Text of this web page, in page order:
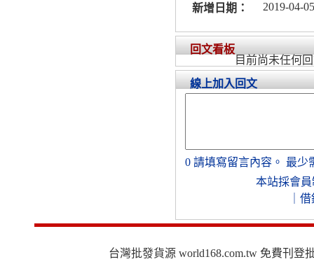
新增日期： 2019-04-
回文看板
目前尚未任何
線上加入回文
0 請填寫留言內容。 最少
本站採會員
借
台灣批發貨源 world168.com.tw 免費刊登